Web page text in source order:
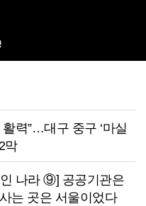
력”…대구 중구 ‘마실
막
나라 ⑨] 공공기관은
는 곳은 서울이었다